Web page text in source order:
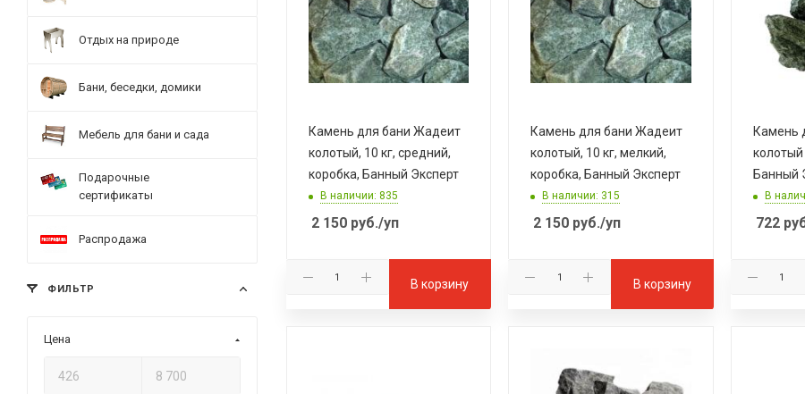
Камень для бани Жадеит
колотый, 10 кг, средний,
коробка, Банный Эксперт
В наличии: 835
2 150 руб./уп
В корзину
Камень для бани Жадеит
колотый, 10 кг, мелкий,
коробка, Банный Эксперт
В наличии: 315
2 150 руб./уп
В корзину
Камень
колотый
Банный
В
722
Отдых на природе
Бани, беседки, домики
Мебель для бани и сада
Подарочные
сертификаты
Распродажа
ФИЛЬТР
Цена